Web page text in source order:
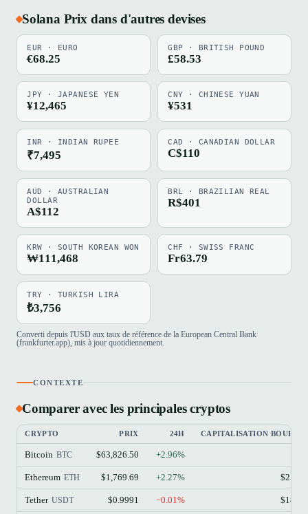
Solana Prix dans d'autres devises
EUR · EURO
€68.25
GBP · BRITISH POUND
£58.53
JPY · JAPANESE YEN
¥12,465
CNY · CHINESE YUAN
¥531
INR · INDIAN RUPEE
₹7,495
CAD · CANADIAN DOLLAR
C$110
AUD · AUSTRALIAN
DOLLAR
A$112
BRL · BRAZILIAN REAL
R$401
KRW · SOUTH KOREAN WON
₩111,468
CHF · SWISS FRANC
Fr63.79
TRY · TURKISH LIRA
₺3,756
Converti depuis l'USD aux taux de référence de la European Central Bank
(frankfurter.app), mis à jour quotidiennement.
CONTEXTE
Comparer avec les principales cryptos
CRYPTO PRIX 24H CAPITALISATION
Bitcoin BTC $63,826.50 +2.96%
Ethereum ETH $1,769.69 +2.27%
Tether USDT $0.9991 −0.01%